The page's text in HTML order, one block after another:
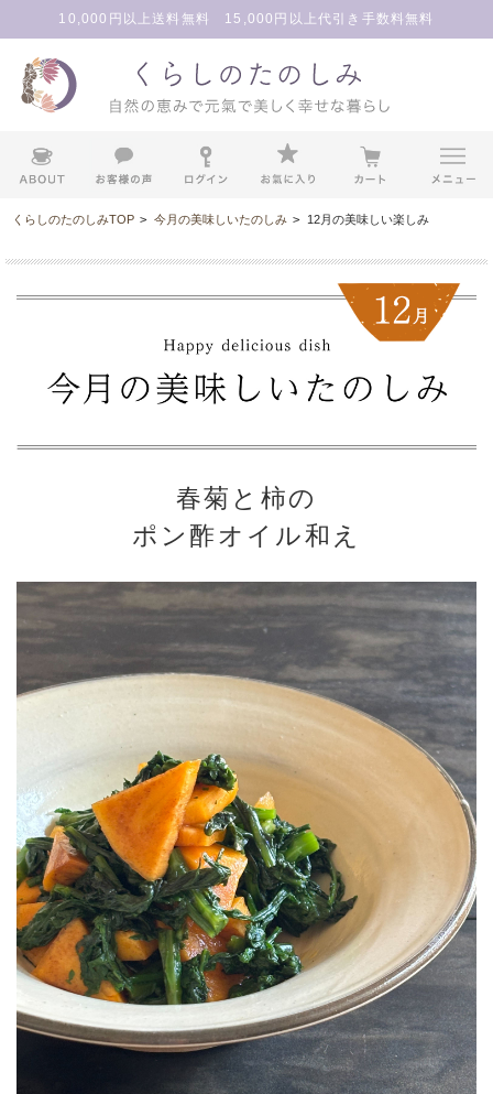
10,000円以上送料無料 15,000円以上代引き手数料無料
くらしのたのしみTOP > 今月の美味しいたのしみ > 12月の美味しい楽しみ
春菊と柿の
ポン酢オイル和え